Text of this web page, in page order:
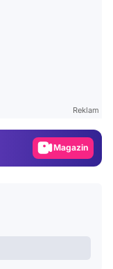
Reklam
Magazin